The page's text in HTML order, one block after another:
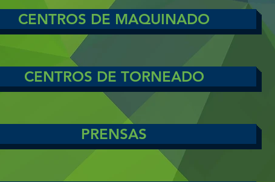
CENTROS DE MAQUINADO
CENTROS DE TORNEADO
PRENSAS